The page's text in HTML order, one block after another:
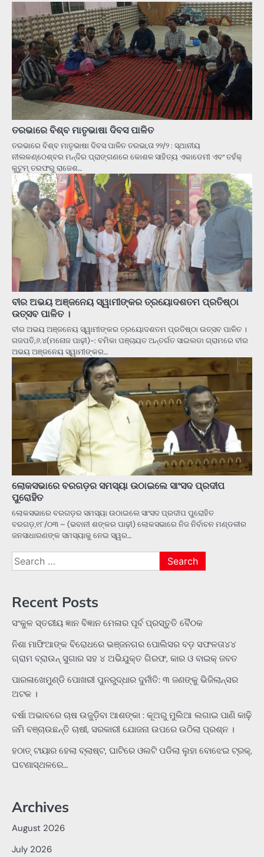
ତରଭାରେ ବିଶ୍ବ ମାତୃଭାଷା ଦିବସ ପାଳିତ
ତରଭାରେ ବିଶ୍ବ ମାତୃଭାଷା ଦିବସ ପାଳିତ ତରଭା,ତା ୨୨/୨ : ସ୍ଥାନୀୟ
ନୀଲକଣ୍ଠେଶ୍ବର ମନ୍ଦିର ପ୍ରାଙ୍ଗଣରେ କୋଶଳ ସାହିତ୍ୟ ଏକାଡେମୀ ଏବଂ ତହଁକ୍
କୁଟୁମ୍ ତରଫରୁ ରାଜେଶ…
ବୀର ଅଭୟ ଅଞ୍ଜନେୟ ସ୍ୱାମୀଙ୍କର ତ୍ରୟୋଦଶତମ ପ୍ରତିଷ୍ଠା
ଉତ୍ସବ ପାଳିତ ।
ବୀର ଅଭୟ ଅଞ୍ଜନେୟ ସ୍ୱାମୀଙ୍କର ତ୍ରୟୋଦଶତମ ପ୍ରତିଷ୍ଠା ଉତ୍ସବ ପାଳିତ ।
ଗଜପତି,୬.୪(ମନୋଜ ପାଢ଼ୀ)-: ବମିକା ପଞ୍ଚାୟତ ଅନ୍ତର୍ଗତ ସାଇଲଡା ଗ୍ରାମରେ ବୀର
ଅଭୟ ଅଞ୍ଜନେୟ ସ୍ୱାମୀଙ୍କର…
ଲୋକସଭାରେ ବରଗଡ଼ର ସମସ୍ୟା ଉଠାଇଲେ ସାଂସଦ ପ୍ରଦୀପ
ପୁରୋହିତ
ଲୋକସଭାରେ ବରଗଡ଼ର ସମସ୍ୟା ଉଠାଇଲେ ସାଂସଦ ପ୍ରଦୀପ ପୁରୋହିତ
ବରଗଡ଼,୧୮/୦୩ – (ଭବାନୀ ଶଙ୍କର ପାଢ଼ୀ) ଲୋକସଭାରେ ନିଜ ନିର୍ବାଚନ ମଣ୍ଡଳୀର
ଜନସାଧାରଣଙ୍କ ସମସ୍ୟାକୁ ନେଇ ସ୍ୱର…
Search
for:
Recent Posts
ସଂକୁଳ ସ୍ତରୀୟ ଜ୍ଞାନ ବିଜ୍ଞାନ ମେଳାର ପୂର୍ବ ପ୍ରସ୍ତୁତି ବୈଠକ
ନିଶା ମାଫିଆଙ୍କ ବିରୋଧରେ ଭଞ୍ଜନଗର ପୋଲିସର ବଡ଼ ସଫଳତା୪୪
ଗ୍ରାମ ବ୍ରାଉନ୍ ସୁଗାର ସହ ୪ ଅଭିଯୁକ୍ତ ଗିରଫ, କାର ଓ ବାଇକ୍ ଜବତ
ପାରଳାଖେମୁଣ୍ଡି ପୋଖରୀ ପୁନରୁଦ୍ଧାର ଦୁର୍ନୀତି: ୩ ଜଣଙ୍କୁ ଭିଜିଲାନ୍ସର
ଅଟକ ।
ବର୍ଷା ଅଭାବରେ ଚାଷ ଉଜୁଡ଼ିବା ଆଶଙ୍କା : କୂଅରୁ ମୁଲିଆ ଲଗାଇ ପାଣି କାଢ଼ି
ଜମି ବଞ୍ଚାଉଛନ୍ତି ଚାଷୀ, ସରକାରୀ ଯୋଜନା ଉପରେ ଉଠିଲା ପ୍ରଶ୍ନ ।
ହଠାତ୍‌ ଟାୟାର ହେଲା ବ୍ଲାଷ୍ଟ, ଘାଟିରେ ଓଲଟି ପଡିଲା ଲୁହା ବୋଝେଇ ଟ୍ରକ୍‌,
ଘଟଣାସ୍ଥଳରେ…
Archives
August 2026
July 2026